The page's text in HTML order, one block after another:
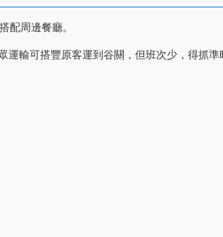
配周邊餐廳。
運輸可搭豐原客運到谷關，但班次少，得抓準